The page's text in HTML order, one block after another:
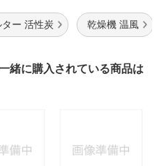
ター 活性炭 乾燥機 温風
緒に購入されている商品は